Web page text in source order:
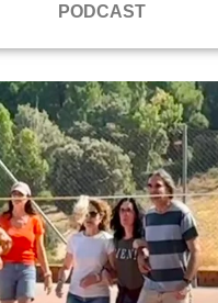
PODCAST